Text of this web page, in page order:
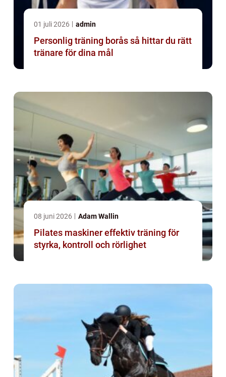
01 juli 2026 admin
Personlig träning borås så hittar du rätt
tränare för dina mål
08 juni 2026 Adam Wallin
Pilates maskiner effektiv träning för
styrka, kontroll och rörlighet